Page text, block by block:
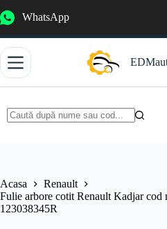
la
WhatsApp
Acasa
Renault
Fulie arbore cotit Renault Kadjar cod
123038345R